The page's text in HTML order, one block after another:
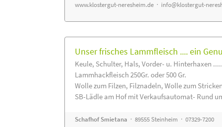
www.klostergut-neresheim.de · info@klostergut-
Unser frisches Lammfleisch .... ein
Keule, Schulter, Hals, Vorder- u. Hinterhaxen
Lammhackfleisch 250Gr. oder 500 Gr.
Wolle zum Filzen, Filznadeln, Wolle zum
SB-Lädle am Hof mit Verkaufsautomat- Rund
Schafhof Smietana · 89555 Steinheim · 07329-7200